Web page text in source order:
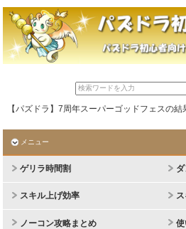
【パズドラ】7周年スーパーゴッドフェスの
メニュー
ゲリラ時間割
スキル上げ効率
ノーコン攻略まとめ 使